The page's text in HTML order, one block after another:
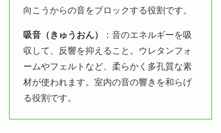
向こうからの音をブロックする役割です。
吸音（きゅうおん）
：音のエネルギーを吸
収して、反響を抑えること。ウレタンフォ
ームやフェルトなど、柔らかく多孔質な素
材が使われます。室内の音の響きを和らげ
る役割です。